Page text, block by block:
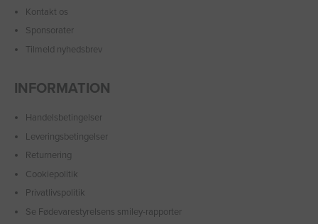
Kontakt os
Sponsorater
Tilmeld nyhedsbrev
INFORMATION
Handelsbetingelser
Leveringsbetingelser
Returnering
Cookiepolitik
Privatlivspolitik
Se Fødevarestyrelsens smiley-rapporter